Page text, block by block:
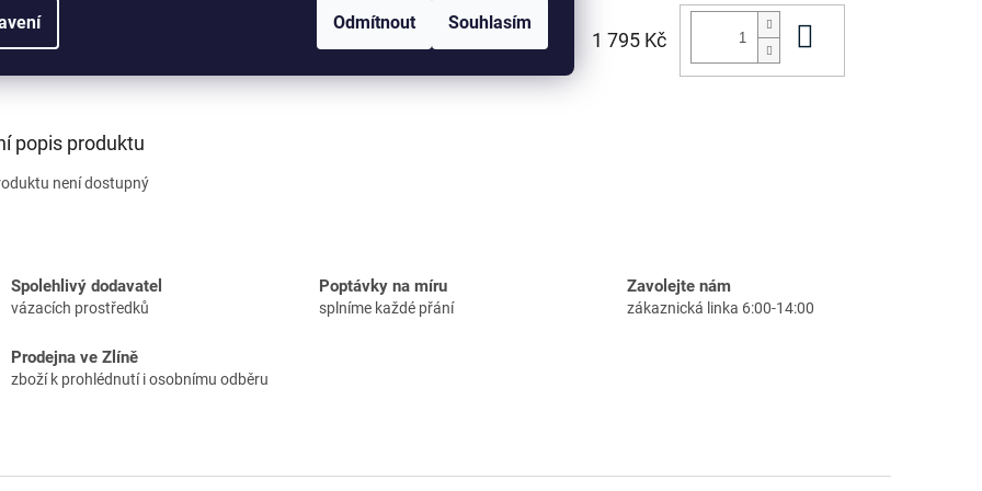
Odmítnout Souhlasím
Textilní vazací prostředky /Závěsné oko -
Ochrana PU
1 795 Kč
popis produktu
není dostupný
Spolehlivý dodavatel
vázacích prostředků
Poptávky na míru
splníme každé přání
Zavolejte nám
zákaznická linka 6:00-14:00
Prodejna ve Zlíně
zboží k prohlédnutí i osobnímu odběru